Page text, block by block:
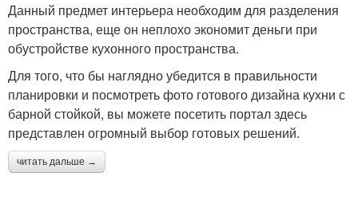
Данный предмет интерьера необходим для разделения
пространства, еще он неплохо экономит деньги при
обустройстве кухонного пространства.
Для того, что бы наглядно убедится в правильности
планировки и посмотреть фото готового дизайна кухни с
барной стойкой, вы можете посетить портал здесь
представлен огромный выбор готовых решений.
читать дальше →